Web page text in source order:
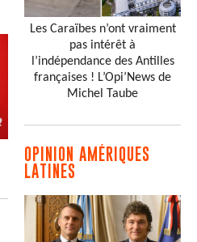
Les Caraïbes n’ont vraiment
pas intérêt à
l’indépendance des Antilles
françaises ! L’Opi’News de
Michel Taube
OPINION AMÉRIQUES
LATINES